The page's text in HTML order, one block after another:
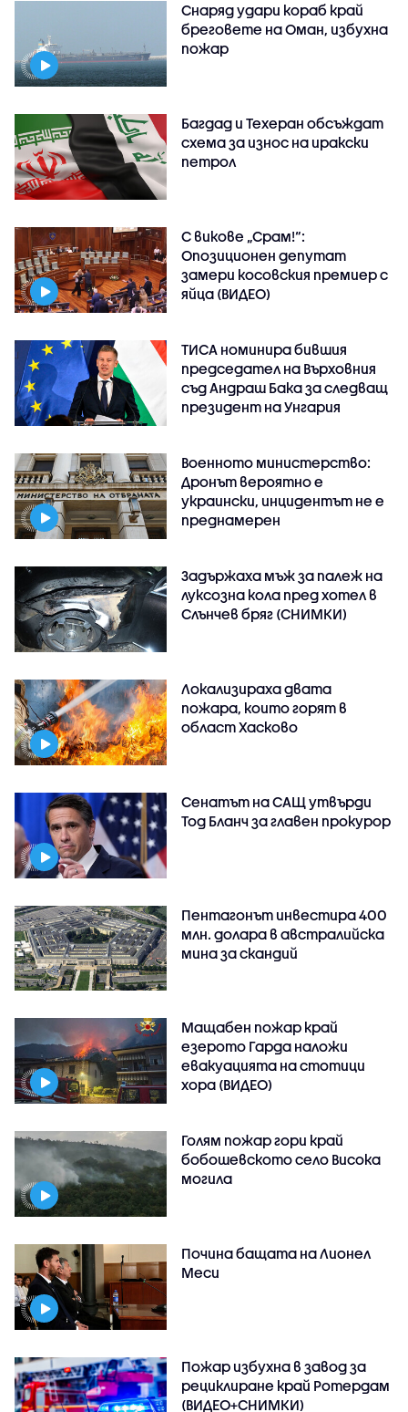
Снаряд удари кораб край
бреговете на Оман, избухна
пожар
Багдад и Техеран обсъждат
схема за износ на иракски
петрол
С викове „Срам!“:
Опозиционен депутат
замери косовския премиер с
яйца (ВИДЕО)
ТИСА номинира бившия
председател на Върховния
съд Андраш Бака за следващ
президент на Унгария
Военното министерство:
Дронът вероятно е
украински, инцидентът не е
преднамерен
Задържаха мъж за палеж на
луксозна кола пред хотел в
Слънчев бряг (СНИМКИ)
Локализираха двата
пожара, които горят в
област Хасково
Сенатът на САЩ утвърди
Тод Бланч за главен прокурор
Пентагонът инвестира 400
млн. долара в австралийска
мина за скандий
Мащабен пожар край
езерото Гарда наложи
евакуацията на стотици
хора (ВИДЕО)
Голям пожар гори край
бобошевското село Висока
могила
Почина бащата на Лионел
Меси
Пожар избухна в завод за
рециклиране край Ротердам
(ВИДЕО+СНИМКИ)